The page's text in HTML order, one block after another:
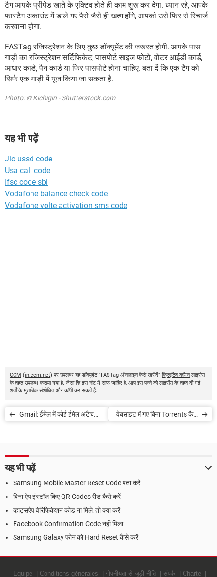
टैग आपके प्रीपेड खाते के एक्टिव होते ही काम शुरू कर देगा. ध्यान रहे, आपके
फास्टैग अकाउंट में डाले गए पैसे जैसे ही खत्म होंगे, आपको उसे फिर से रिचार्ज
करवाना होगा.
FASTag रजिस्ट्रेशन के लिए कुछ डॉक्यूमेंट की जरूरत होगी. आपके पास
गाड़ी का रजिस्ट्रेशन सर्टिफिकेट, पासपोर्ट साइज फोटो, वोटर आईडी कार्ड,
आधार कार्ड, पैन कार्ड या फिर पासपोर्ट होना चाहिए. बता दें कि एक टैग को
सिर्फ एक गाड़ी में यूज किया जा सकता है.
Photo: © Kichigin - Shutterstock.com
यह भी पढ़ें
Jio ussd code
Usa call code
Ifsc code sbi
Vodafone balance check code
Vodafone volte activation sms code
CCM (in.ccm.net) पर उपलब्ध यह डॉक्युमेंट "FASTag ऑनलाइन कैसे खरीदें" क्रिएटिव कॉमनलाइसेंस
के तहत उपलब्ध कराया गया है. जैसा कि इस नोट में साफ जाहिर है, आप इस पन्ने को लाइसेंस के तहत दी गई
शर्तों के मुताबिक संशोधित और कॉपी कर सकते हैं.
Gmail: ईमेल में कोई ईमेल अटैच
वेबसाइट में गए बिना Torrents कैसे
यह भी पढ़ें
Samsung Mobile Master Reset Code पता करें
बिना ऐप इंस्टॉल किए QR Codes रीड कैसे करें
व्हाट्सऐप वेरिफिकेशन कोड ना मिले, तो क्या करें
Facebook Confirmation Code नहीं मिला
Samsung Galaxy फोन को Hard Reset कैसे करें
Equipe Conditions générales गोपनीयता से जुड़ी नीति संपर्क Charte